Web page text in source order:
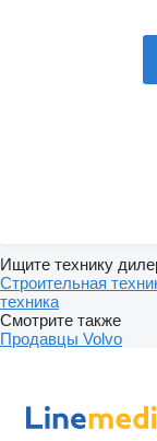
Ищите технику
Строительная
техника
Смотрите также
Продавцы Volvo